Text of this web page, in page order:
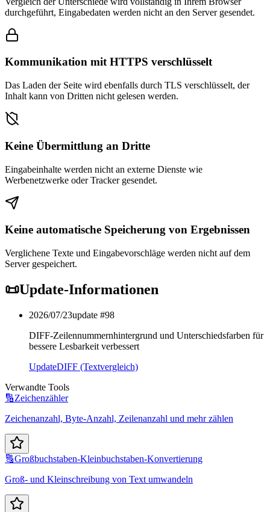
durchgeführt, Eingabedaten werden nicht an den Server gesendet.
Kommunikation mit HTTPS verschlüsselt
Das Laden der Seite wird ebenfalls durch TLS verschlüsselt, der
Inhalt kann von Dritten nicht gelesen werden.
Keine Übermittlung an Dritte
Eingabeinhalte werden nicht an externe Dienste wie
Werbenetzwerke oder Tracker gesendet.
Keine automatische Speicherung von Ergebnissen
Verglichene Texte und Eingabevorschläge werden nicht auf dem
Server gespeichert.
📜Update-Informationen
2026/07/23update #98
DIFF-Zeilennummernhintergrund und Unterschiedsfarben für
bessere Lesbarkeit verbessert
UpdateDIFF (Textvergleich)
Verwandte Tools
🔢Zeichenzähler
Zeichenanzahl, Byte-Anzahl, Zeilenanzahl und mehr zählen
🔠Großbuchstaben-Kleinbuchstaben-Konvertierung
Groß- und Kleinschreibung von Text umwandeln